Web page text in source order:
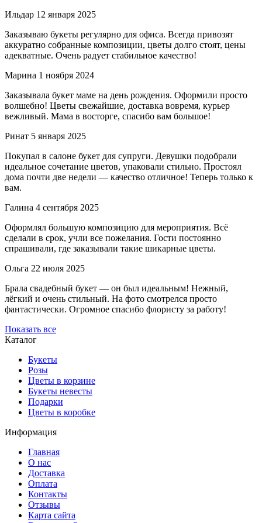
Ильдар 12 января 2025
Заказываю букеты регулярно для офиса. Всегда привозят
аккуратно собранные композиции, цветы долго стоят, цены
адекватные. Очень радует стабильное качество!
Марина 1 ноября 2024
Заказывала букет маме на день рождения. Оформили просто
волшебно! Цветы свежайшие, доставка вовремя, курьер
вежливый. Мама в восторге, спасибо вам большое!
Ринат 5 января 2025
Покупал в салоне букет для супруги. Девушки подобрали
идеальное сочетание цветов, упаковали стильно. Простоял
дома почти две недели — качество отличное! Теперь только к
вам.
Галина 4 сентября 2025
Оформлял большую композицию для мероприятия. Всё
сделали в срок, учли все пожелания. Гости постоянно
спрашивали, где заказывали такие шикарные цветы.
Ольга 22 июля 2025
Брала свадебный букет — он был идеальным! Нежный,
лёгкий и очень стильный. На фото смотрелся просто
фантастически. Огромное спасибо флористу за работу!
Показать все
Каталог
Букеты
Розы
Цветы в корзине
Букеты невесты
Подарки
Цветы в коробке
Информация
Главная
О нас
Доставка
Оплата
Контакты
Отзывы
Карта сайта